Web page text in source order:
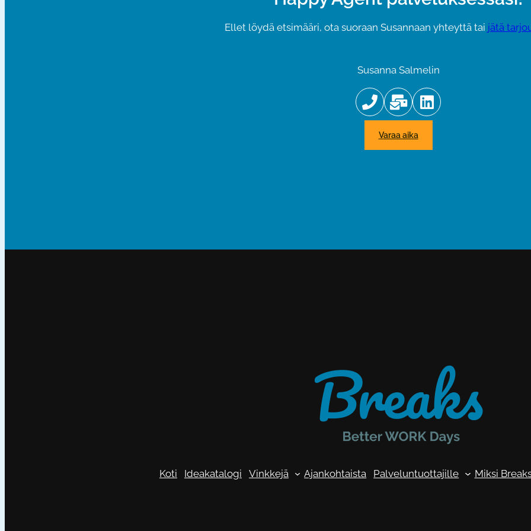
Ellet löydä etsimääri, ota suoraan Susannaan yhteyttä tai jätä
Susanna Salmelin
varaa aika
Koti Ideakatalogi Vinkkejä Ajankohtaista Palveluntuottajille Miksi